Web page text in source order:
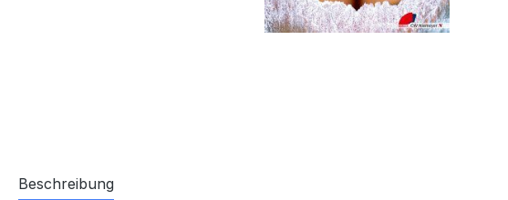
Beschreibung